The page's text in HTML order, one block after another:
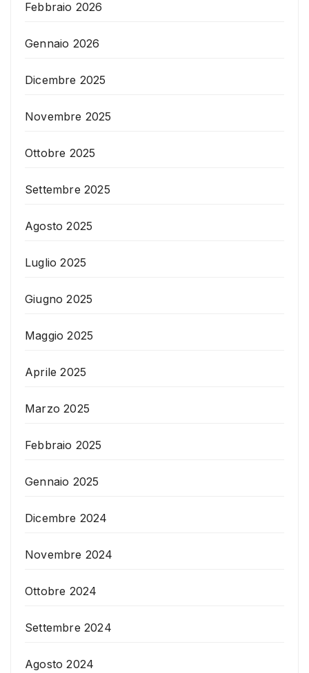
Febbraio 2026
Gennaio 2026
Dicembre 2025
Novembre 2025
Ottobre 2025
Settembre 2025
Agosto 2025
Luglio 2025
Giugno 2025
Maggio 2025
Aprile 2025
Marzo 2025
Febbraio 2025
Gennaio 2025
Dicembre 2024
Novembre 2024
Ottobre 2024
Settembre 2024
Agosto 2024